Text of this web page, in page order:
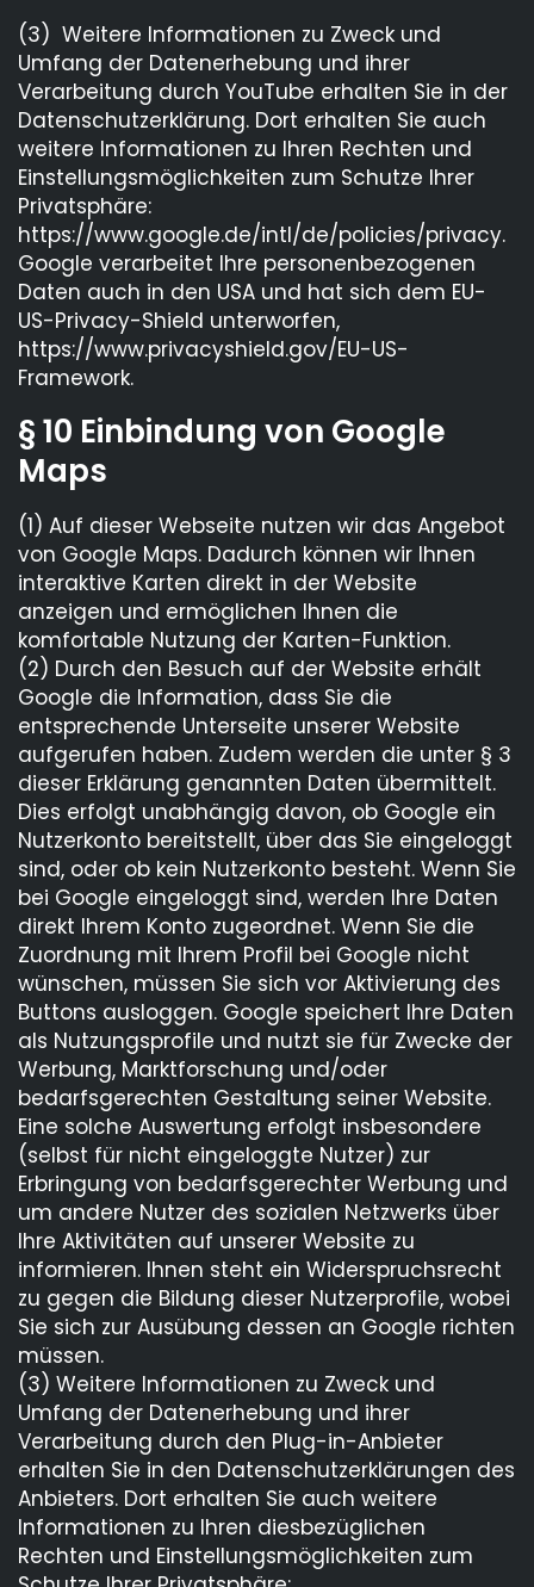
(3) Weitere Informationen zu Zweck und
Umfang der Datenerhebung und ihrer
Verarbeitung durch YouTube erhalten Sie in der
Datenschutzerklärung. Dort erhalten Sie auch
weitere Informationen zu Ihren Rechten und
Einstellungsmöglichkeiten zum Schutze Ihrer
Privatsphäre:
https://www.google.de/intl/de/policies/privacy.
Google verarbeitet Ihre personenbezogenen
Daten auch in den USA und hat sich dem EU-
US-Privacy-Shield unterworfen,
https://www.privacyshield.gov/EU-US-
Framework.
§ 10 Einbindung von Google
Maps
(1) Auf dieser Webseite nutzen wir das Angebot
von Google Maps. Dadurch können wir Ihnen
interaktive Karten direkt in der Website
anzeigen und ermöglichen Ihnen die
komfortable Nutzung der Karten-Funktion.
(2) Durch den Besuch auf der Website erhält
Google die Information, dass Sie die
entsprechende Unterseite unserer Website
aufgerufen haben. Zudem werden die unter § 3
dieser Erklärung genannten Daten übermittelt.
Dies erfolgt unabhängig davon, ob Google ein
Nutzerkonto bereitstellt, über das Sie eingeloggt
sind, oder ob kein Nutzerkonto besteht. Wenn Sie
bei Google eingeloggt sind, werden Ihre Daten
direkt Ihrem Konto zugeordnet. Wenn Sie die
Zuordnung mit Ihrem Profil bei Google nicht
wünschen, müssen Sie sich vor Aktivierung des
Buttons ausloggen. Google speichert Ihre Daten
als Nutzungsprofile und nutzt sie für Zwecke der
Werbung, Marktforschung und/oder
bedarfsgerechten Gestaltung seiner Website.
Eine solche Auswertung erfolgt insbesondere
(selbst für nicht eingeloggte Nutzer) zur
Erbringung von bedarfsgerechter Werbung und
um andere Nutzer des sozialen Netzwerks über
Ihre Aktivitäten auf unserer Website zu
informieren. Ihnen steht ein Widerspruchsrecht
zu gegen die Bildung dieser Nutzerprofile, wobei
Sie sich zur Ausübung dessen an Google richten
müssen.
(3) Weitere Informationen zu Zweck und
Umfang der Datenerhebung und ihrer
Verarbeitung durch den Plug-in-Anbieter
erhalten Sie in den Datenschutzerklärungen des
Anbieters. Dort erhalten Sie auch weitere
Informationen zu Ihren diesbezüglichen
Rechten und Einstellungsmöglichkeiten zum